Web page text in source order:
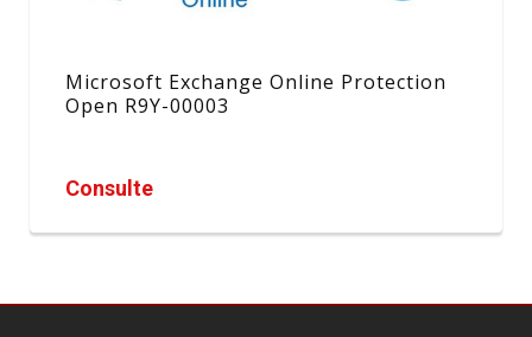
Microsoft Exchange Online Protection
Open R9Y-00003
Consulte